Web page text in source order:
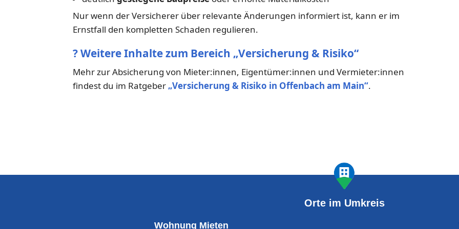
Nur wenn der Versicherer über relevante Änderungen informiert ist, kann er im
Ernstfall den kompletten Schaden regulieren.
?Weitere Inhalte zum Bereich „Versicherung & Risiko“
Mehr zur Absicherung von Mieter:innen, Eigentümer:innen und Vermieter:innen
findest du im Ratgeber„Versicherung & Risiko in Offenbach am Main“.
Orte im Umkreis
Wohnung Mieten